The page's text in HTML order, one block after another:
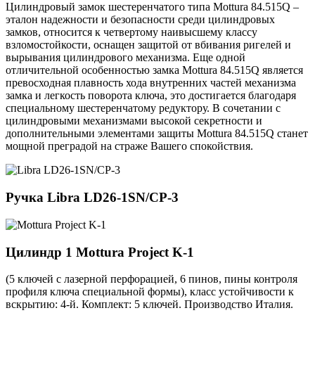
Цилиндровый замок шестеренчатого типа Mottura 84.515Q –
эталон надежности и безопасности среди цилиндровых
замков, относится к четвертому наивысшему классу
взломостойкости, оснащен защитой от вбивания ригелей и
вырывания цилиндрового механизма. Еще одной
отличительной особенностью замка Mottura 84.515Q является
превосходная плавность хода внутренних частей механизма
замка и легкость поворота ключа, это достигается благодаря
специальному шестеренчатому редуктору. В сочетании с
цилиндровыми механизмами высокой секретности и
дополнительными элементами защиты Mottura 84.515Q станет
мощной преградой на страже Вашего спокойствия.
Ручка Libra LD26-1SN/CP-3
Цилиндр 1 Mottura Project K-1
(5 ключей с лазерной перфорацией, 6 пинов, пины контроля
профиля ключа специальной формы), класс устойчивости к
вскрытию: 4-й. Комплект: 5 ключей. Производство Италия.